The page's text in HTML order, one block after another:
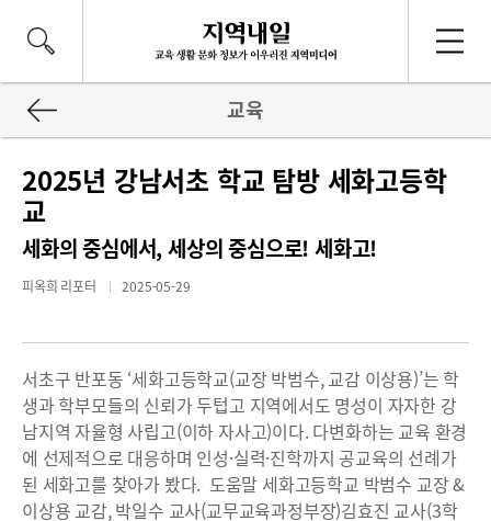
교육
2025년 강남서초 학교 탐방 세화고등학
교
세화의 중심에서, 세상의 중심으로! 세화고!
피옥희 리포터 2025-05-29
서초구 반포동 ‘세화고등학교(교장 박범수, 교감 이상용)’는 학
생과 학부모들의 신뢰가 두텁고 지역에서도 명성이 자자한 강
남지역 자율형 사립고(이하 자사고)이다. 다변화하는 교육 환경
에 선제적으로 대응하며 인성·실력·진학까지 공교육의 선례가
된 세화고를 찾아가 봤다. 도움말 세화고등학교 박범수 교장 &
이상용 교감, 박일수 교사(교무교육과정부장)김효진 교사(3학